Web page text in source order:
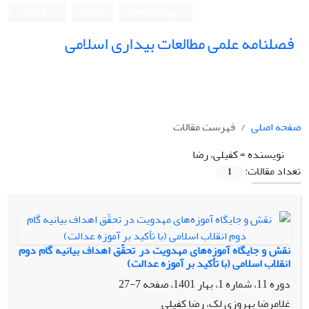
فصلنامه علمی مطالعات بیداری اسلامی
صفحه اصلی
فهرست مقالات
نویسنده =کفیلی، رضا
تعداد مقالات:
1
نقش و جایگاه آموزه‌های مهدویت در تحقّق اهداف بیانیه گام دوم
انقلاب اسلامی (با تأکید بر آموزه عدالت)
دوره 11، شماره 1، بهار 1401، صفحه
7-27
غلامرضا بهروزی لک، رضا کفیلی